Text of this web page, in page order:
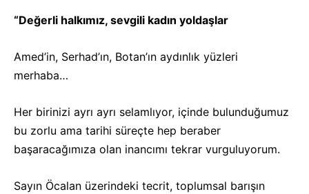
“Değerli halkımız, sevgili kadın yoldaşlar
Amed’in, Serhad’ın, Botan’ın aydınlık yüzleri
merhaba…
Her birinizi ayrı ayrı selamlıyor, içinde bulunduğumuz
bu zorlu ama tarihi süreçte hep beraber
başaracağımıza olan inancımı tekrar vurguluyorum.
Sayın Öcalan üzerindeki tecrit, toplumsal barışın